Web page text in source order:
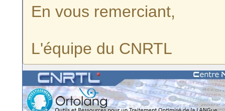
En vous remerciant,
L'équipe du CNRTL